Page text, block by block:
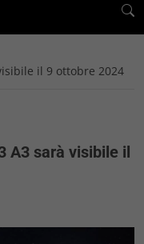
il 9 ottobre 2024
A3 sarà visibile il